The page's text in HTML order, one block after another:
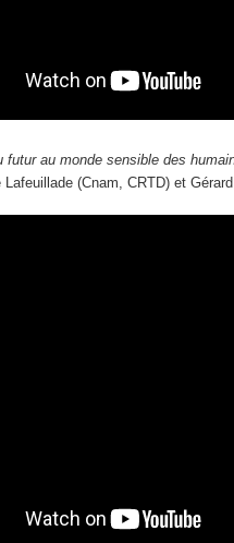
futur au monde sensible des
Lafeuillade (Cnam, CRTD) et